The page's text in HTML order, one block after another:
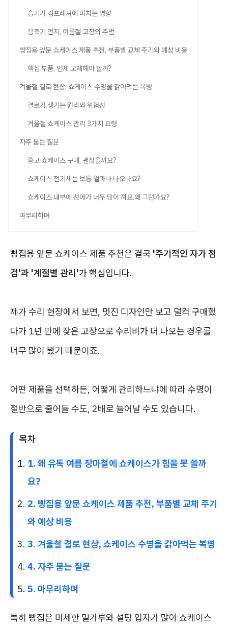
습기가 컴프레셔에 미치는 영향
응축기 먼지, 여름철 고장의 주범
빵집용 앞문 쇼케이스 제품 추천, 부품별 교체 주기와 예상 비용
핵심 부품, 언제 교체해야 할까?
겨울철 결로 현상, 쇼케이스 수명을 갉아먹는 복병
결로가 생기는 원리와 위험성
겨울철 쇼케이스 관리 3가지 요령
자주 묻는 질문
중고 쇼케이스 구매, 괜찮을까요?
쇼케이스 전기세는 보통 얼마나 나오나요?
쇼케이스 내부에 성에가 너무 많이 껴요.왜 그런가요?
마무리하며
빵집용 앞문 쇼케이스 제품 추천은 결국 '주기적인 자가 점
검'과 '계절별 관리'가 핵심입니다.
제가 수리 현장에서 보면, 멋진 디자인만 보고 덜컥 구매했
다가 1년 만에 잦은 고장으로 수리비가 더 나오는 경우를
너무 많이 봤기 때문이죠.
어떤 제품을 선택하든, 어떻게 관리하느냐에 따라 수명이
절반으로 줄어들 수도, 2배로 늘어날 수도 있습니다.
목차
1. 왜 유독 여름 장마철에 쇼케이스가 힘을 못 쓸까
요?
2. 빵집용 앞문 쇼케이스 제품 추천, 부품별 교체 주기
와 예상 비용
3. 겨울철 결로 현상, 쇼케이스 수명을 갉아먹는 복병
4. 자주 묻는 질문
5. 마무리하며
특히 빵집은 미세한 밀가루와 설탕 입자가 많아 쇼케이스